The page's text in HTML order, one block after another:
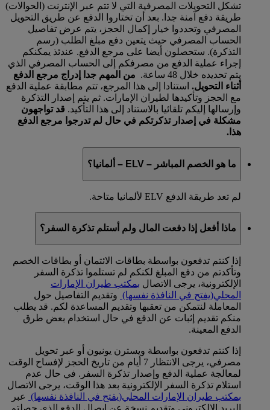
تشكل التحويلات المصرفية التي لا تتم عبر الإنترنت (الحوالات)
طريقة دفع آمنة جدا. بعد أن تختاروا الدفع عن طريق التحويل
المصرفي وتحددوا خيار إكمال الحجز، يتم عرض تفاصيل
الحساب المصرفي حيث يتعين دفع مبلغ الطلب (رسم
التذكرة). ستحصلون أيضا على مرجع الدفع. عندئذ يمكنكم
إجراء عملية الدفع من مصرفكم إلى الحساب المصرفي الذي
يتم تحديده خلال 48 ساعة.
من المهم جدا إدراج مرجع الدفع
أثناء التحويل. استنادا إلى هذا المرجع، تتم مطابقة عملية الدفع
مع الحجز وتأكيدها لطيران الإمارات. ثم يتم إصدار التذكرة
وإرسالها إليكم تلقائيا بالاستناد إلى هذا التأكيد. قد تواجهون
مشكلة في إصدار تذكرتكم في حال لم تدرجوا مرجع الدفع
هذا.
ما هو الخصم المباشر – ELV – ألمانيا؟
لم تعد طريقة الدفع ELV لألمانيا متاحة.
ماذا أفعل إذا دفعت المال ولم أستلم تذكرة السفر؟
إذا كنتم تدفعون بواسطة بطاقات الائتمان أو بطاقات الخصم
وتأكدتم من دفع المبلغ لكنكم لم تستلموا تذكرة السفر
الإلكترونية، يرجى الاتصال بمكتب طيران الإمارات
المحلي(يفتح في النافذة نفسها) وتقديم التفاصيل حول
المعاملة لنتمكن من تعقبها وتقديم المساعدة لكم. قد يطلب
منكم تقديم إثبات عن الدفع في حال استخدام بعض طرق
الدفع المعينة.
إذا كنتم تدفعون بواسطة ويسترن يونيون أو عبر تحويل
مصرفي، يرجى الانتظار 7 أيام من تاريخ الحجز لإفساح الوقت
لمعالجة عملية الدفع وإصدار تذكرة السفر. في حال عدم
استلام تذكرة السفر الإلكترونية بعد هذا الوقت، يرجى الاتصال
بمكتب طيران الإمارات المحلي(يفتح في النافذة نفسها) عبر
البريد الإلكتروني وتقديم نسخة عن إيصال الدفع الذي حصلتم